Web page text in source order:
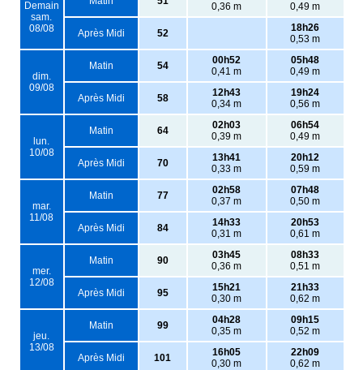
Demain
sam.
08/08
0,36 m
0,49 m
Après Midi 52
18h26
0,53 m
dim.
09/08
Matin 54
00h52
0,41 m
05h48
0,49 m
Après Midi 58
12h43
0,34 m
19h24
0,56 m
lun.
10/08
Matin 64
02h03
0,39 m
06h54
0,49 m
Après Midi 70
13h41
0,33 m
20h12
0,59 m
mar.
11/08
Matin 77
02h58
0,37 m
07h48
0,50 m
Après Midi 84
14h33
0,31 m
20h53
0,61 m
mer.
12/08
Matin 90
03h45
0,36 m
08h33
0,51 m
Après Midi 95
15h21
0,30 m
21h33
0,62 m
jeu.
13/08
Matin 99
04h28
0,35 m
09h15
0,52 m
Après Midi 101
16h05
0,30 m
22h09
0,62 m